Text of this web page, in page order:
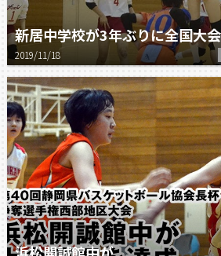
新居中学校が3年ぶりに全国大
2019/11/18
浜松開誠館中が